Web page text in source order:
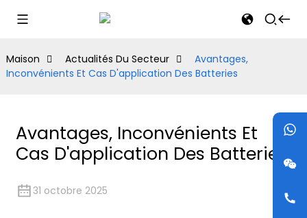
Maison Actualités Du Secteur
Avantages,
Inconvénients Et Cas D'application Des Batteries
Avantages, Inconvénients Et
Cas D'application Des Batteries
31 octobre 2025